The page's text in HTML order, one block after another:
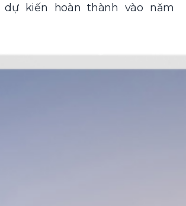
kiến hoàn thành vào năm